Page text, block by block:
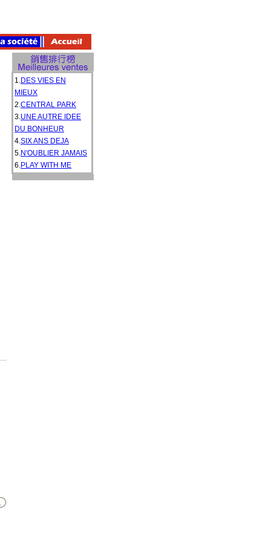
1.DES VIES EN
MIEUX
2.CENTRAL PARK
3.UNE AUTRE IDEE
DU BONHEUR
4.SIX ANS DEJA
5.N'OUBLIER JAMAIS
6.PLAY WITH ME